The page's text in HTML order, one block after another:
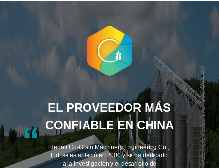
EL PROVEEDOR MÁS
CONFIABLE EN CHINA
“
Henan Co-Grain Machinery Engineering Co.,
Ltd. se estableció en 2000 y se ha dedicado
a la investigación y el desarrollo de